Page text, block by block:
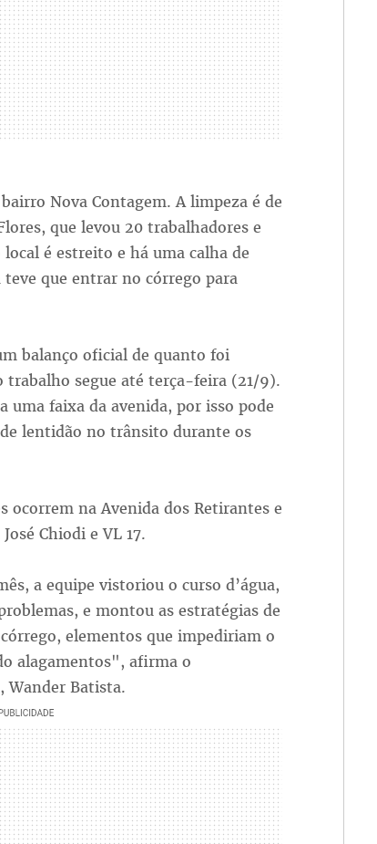
Nova Contagem. A limpeza é de
que levou 20 trabalhadores e
é estreito e há uma calha de
que entrar no córrego para
balanço oficial de quanto foi
trabalho segue até terça-feira (21/9).
uma faixa da avenida, por isso pode
lentidão no trânsito durante os
ocorrem na Avenida dos Retirantes e
Chiodi e VL 17.
a equipe vistoriou o curso d’água,
e montou as estratégias de
elementos que impediriam o
alagamentos", afirma o
Wander Batista.